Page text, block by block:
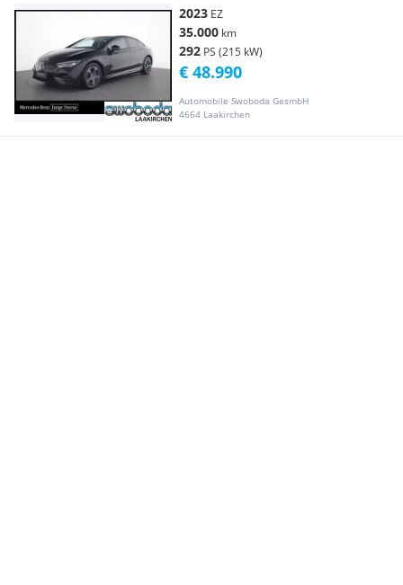
2023 EZ
35.000 km
292 PS (215 kW)
Automobile Swoboda GesmbH
4664 Laakirchen
€ 48.990